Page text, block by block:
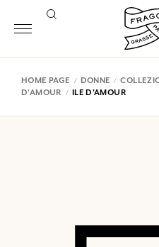
HOME PAGE DONNE
D'AMOUR
ILE D'AMOUR